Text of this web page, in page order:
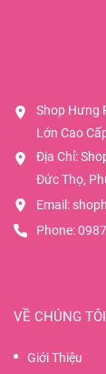
Shop Hưng
Lớn Cao
Địa Chỉ:
Đức Thọ,
Email:
Phone:
VỀ CHÚNG TÔI
Giới Thiệu